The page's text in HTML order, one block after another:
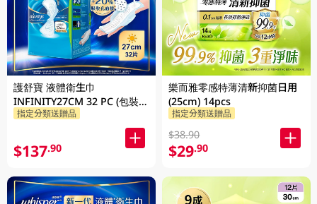
護舒寶 液體衛生巾
INFINITY27CM 32 PC (包裝隨
機發放)
指定分類送贈品
$137.90
樂而雅零感特薄清新抑菌日用
(25cm) 14pcs
指定分類送贈品
$38.90
$29.90